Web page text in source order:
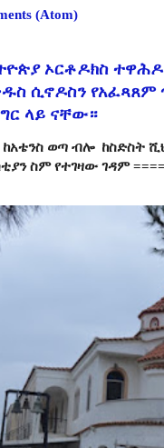
(Atom)
ኦርቶዶክስ
ሲኖዶስን የአፈጻጸም
ላይ ናቸው።
ወጣ ብሎ ከስድስት
ስም የተገዛው ገዳም